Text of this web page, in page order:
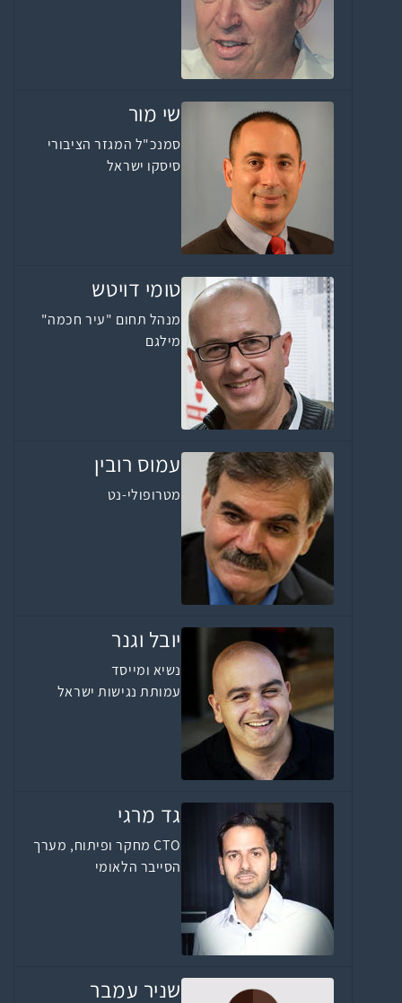
שי מור
סמנכ"ל המגזר הציבורי
סיסקו ישראל
טומי דויטש
מנהל תחום "עיר חכמה"
מילגם
עמוס רובין
מטרופולי-נט
יובל וגנר
נשיא ומייסד
עמותת נגישות ישראל
גד מרגי
CTO מחקר ופיתוח, מערך
הסייבר הלאומי
שניר עמבר